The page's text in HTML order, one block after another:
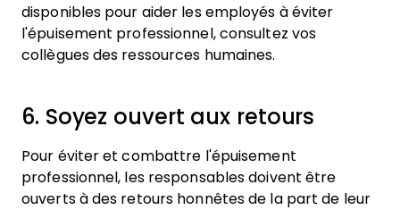
disponibles pour aider les employés à éviter
l'épuisement professionnel, consultez vos
collègues des ressources humaines.
6. Soyez ouvert aux retours
Pour éviter et combattre l'épuisement
professionnel, les responsables doivent être
ouverts à des retours honnêtes de la part de leur